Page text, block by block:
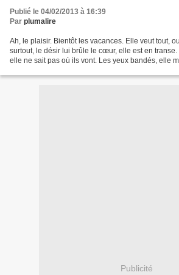
Publié le 04/02/2013 à 16:39
Par plumalire
Ah, le plaisir. Bientôt les vacances. Elle veut tout,
surtout, le désir lui brûle le cœur, elle est en
elle ne sait pas où ils vont. Les yeux bandés, elle
Publicité